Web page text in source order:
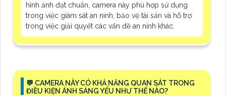
hình ảnh đạt chuẩn, camera này phù hợp sử dụng
trong việc giám sát an ninh, bảo vệ tài sản và hỗ trợ
trong việc giải quyết các vấn đề an ninh khác.
️💬 CAMERA NÀY CÓ KHẢ NĂNG QUAN SÁT TRONG
ĐIỀU KIỆN ÁNH SÁNG YẾU NHƯ THẾ NÀO?